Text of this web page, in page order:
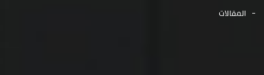
المقالات